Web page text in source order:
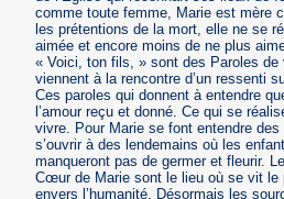
comme toute femme, Marie est mère
les prétentions de la mort, elle ne se
aimée et encore moins de ne plus
« Voici, ton fils, » sont des Paroles de
viennent à la rencontre d’un ressenti
Ces paroles qui donnent à entendre
l’amour reçu et donné. Ce qui se
vivre. Pour Marie se font entendre des
s’ouvrir à des lendemains où les
manqueront pas de germer et fleurir.
Cœur de Marie sont le lieu où se vit le
envers l’humanité. Désormais les